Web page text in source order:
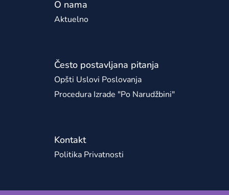
O nama
Aktuelno
Često postavljana pitanja
Opšti Uslovi Poslovanja
Procedura Izrade "po Narudžbini"
Kontakt
Politika Privatnosti